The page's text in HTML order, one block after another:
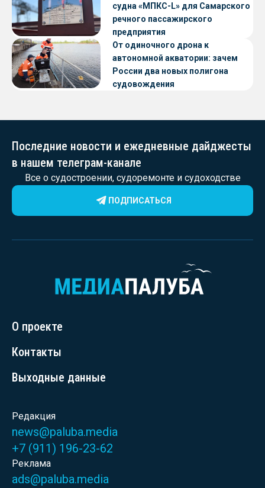
судна «МПКС-L» для Самарского
речного пассажирского
предприятия
От одиночного дрона к
автономной акватории: зачем
России два новых полигона
судовождения
Последние новости и ежедневные дайджесты
в нашем телеграм-канале
Все о судостроении, судоремонте и судоходстве
ПОДПИСАТЬСЯ
О проекте
Контакты
Выходные данные
Редакция
news@paluba.media
+7 (911) 196-23-62
Реклама
ads@paluba.media